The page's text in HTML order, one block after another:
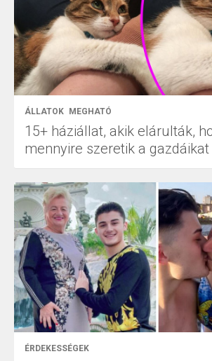
ÁLLATOK MEGHATÓ
15+ háziállat, akik elárulták,
mennyire szeretik a gazdáikat
ÉRDEKESSÉGEK